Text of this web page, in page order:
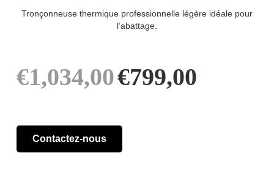
Tronçonneuse thermique professionnelle légère idéale pour
l’abattage.
€1,034,00Le
initial
€799,00
Contactez-nous